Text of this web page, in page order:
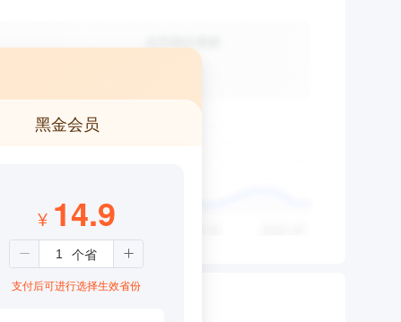
黑金会员
¥ 14.9
支付后可进行选择生效省份